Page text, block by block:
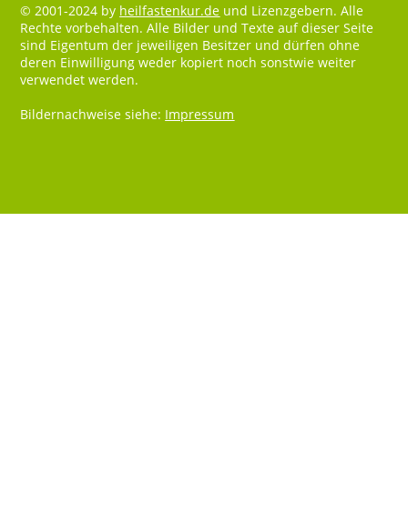
© 2001-2024 by heilfastenkur.de und Lizenzgebern. Alle
Rechte vorbehalten. Alle Bilder und Texte auf dieser Seite
sind Eigentum der jeweiligen Besitzer und dürfen ohne
deren Einwilligung weder kopiert noch sonstwie weiter
verwendet werden.
Bildernachweise siehe: Impressum